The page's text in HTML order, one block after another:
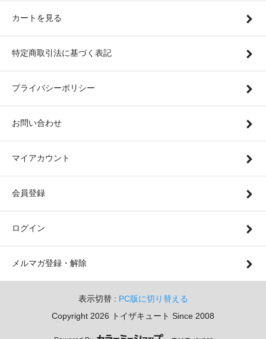
カートを見る
特定商取引法に基づく表記
プライバシーポリシー
お問い合わせ
マイアカウント
会員登録
ログイン
メルマガ登録・解除
表示切替 : PC版に切り替える
Copyright 2026 トイザキュート Since 2008